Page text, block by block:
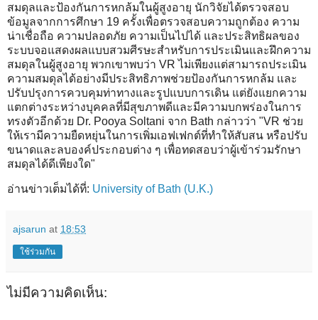
สมดุลและป้องกันการหกล้มในผู้สูงอายุ นักวิจัยได้ตรวจสอบ
ข้อมูลจากการศึกษา 19 ครั้งเพื่อตรวจสอบความถูกต้อง ความ
น่าเชื่อถือ ความปลอดภัย ความเป็นไปได้ และประสิทธิผลของ
ระบบจอแสดงผลแบบสวมศีรษะสำหรับการประเมินและฝึกความ
สมดุลในผู้สูงอายุ พวกเขาพบว่า VR ไม่เพียงแต่สามารถประเมิน
ความสมดุลได้อย่างมีประสิทธิภาพช่วยป้องกันการหกล้ม และ
ปรับปรุงการควบคุมท่าทางและรูปแบบการเดิน แต่ยังแยกความ
แตกต่างระหว่างบุคคลที่มีสุขภาพดีและมีความบกพร่องในการ
ทรงตัวอีกด้วย Dr. Pooya Soltani จาก Bath กล่าวว่า "VR ช่วย
ให้เรามีความยืดหยุ่นในการเพิ่มเอฟเฟกต์ที่ทำให้สับสน หรือปรับ
ขนาดและลบองค์ประกอบต่าง ๆ เพื่อทดสอบว่าผู้เข้าร่วมรักษา
สมดุลได้ดีเพียงใด"
อ่านข่าวเต็มได้ที่: University of Bath (U.K.)
ajsarun at 18:53
ใช้ร่วมกัน
ไม่มีความคิดเห็น: